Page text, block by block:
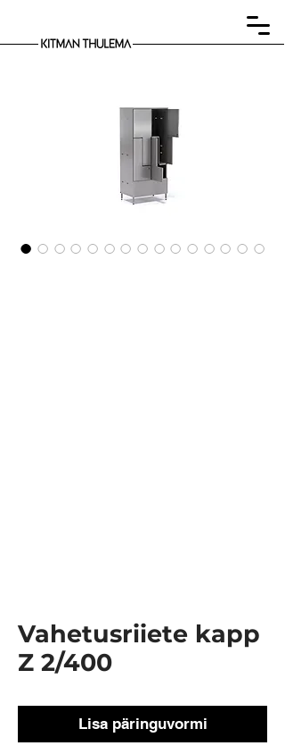
Vahetusriiete kapp
Z 2/400
Lisa päringuvormi